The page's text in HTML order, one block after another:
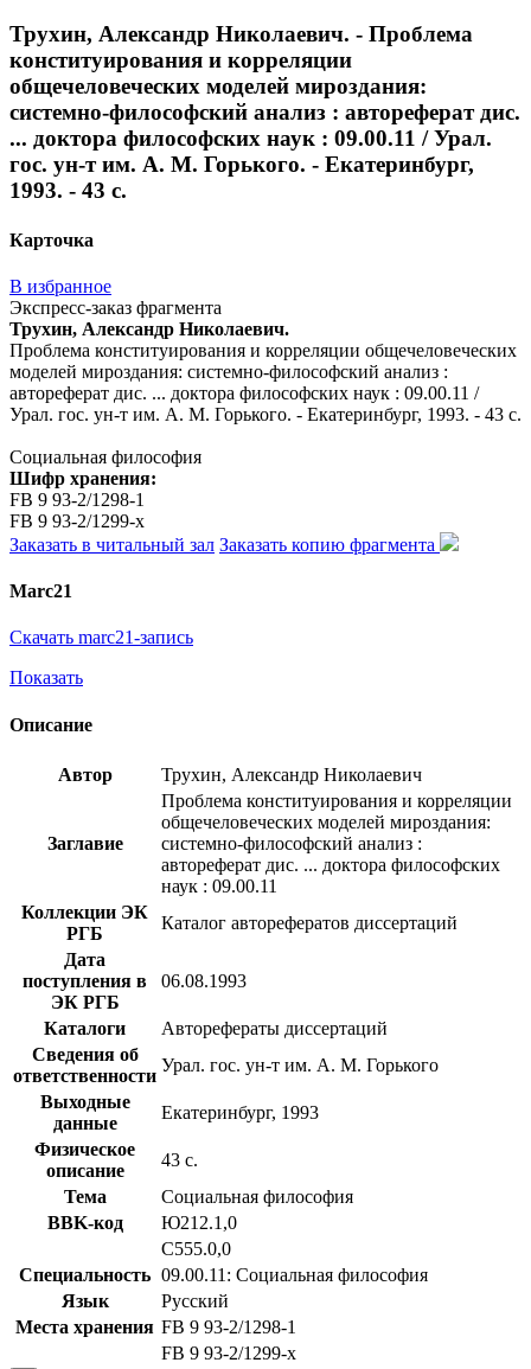
Трухин, Александр Николаевич. - Проблема
конституирования и корреляции
общечеловеческих моделей мироздания:
системно-философский анализ : автореферат дис.
... доктора философских наук : 09.00.11 / Урал.
гос. ун-т им. А. М. Горького. - Екатеринбург,
1993. - 43 с.
Карточка
В избранное
Экспресс-заказ фрагмента
Трухин, Александр Николаевич.
Проблема конституирования и корреляции общечеловеческих
моделей мироздания: системно-философский анализ :
автореферат дис. ... доктора философских наук : 09.00.11 /
Урал. гос. ун-т им. А. М. Горького. - Екатеринбург, 1993. - 43 с.
Социальная философия
Шифр хранения:
FB 9 93-2/1298-1
FB 9 93-2/1299-x
Заказать в читальный зал Заказать копию фрагмента
Marc21
Скачать marc21-запись
Показать
Описание
Автор Трухин, Александр Николаевич
Заглавие
Проблема конституирования и корреляции
общечеловеческих моделей мироздания:
системно-философский анализ :
автореферат дис. ... доктора философских
наук : 09.00.11
Коллекции ЭК
РГБ
Каталог авторефератов диссертаций
Дата
поступления в
ЭК РГБ
06.08.1993
Каталоги
Авторефераты диссертаций
Сведения об
ответственности
Урал. гос. ун-т им. А. М. Горького
Выходные
данные
Екатеринбург, 1993
Физическое
описание
43 с.
Тема
Социальная философия
BBK-код
Ю212.1,0
С555.0,0
Специальность 09.00.11: Социальная философия
Язык
Русский
Места хранения FB 9 93-2/1298-1
FB 9 93-2/1299-x